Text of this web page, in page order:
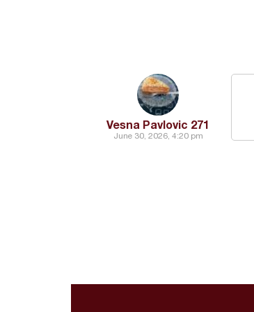
Vesna Pavlovic 271
June 30, 2026, 4:20 pm